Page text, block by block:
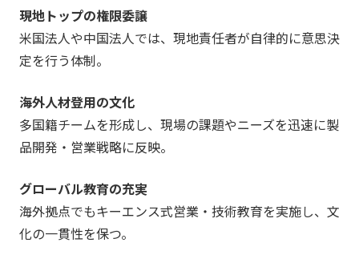
現地トップの権限委譲
米国法人や中国法人では、現地責任者が自律的に意思決
定を行う体制。
海外人材登用の文化
多国籍チームを形成し、現場の課題やニーズを迅速に製
品開発・営業戦略に反映。
グローバル教育の充実
海外拠点でもキーエンス式営業・技術教育を実施し、文
化の一貫性を保つ。